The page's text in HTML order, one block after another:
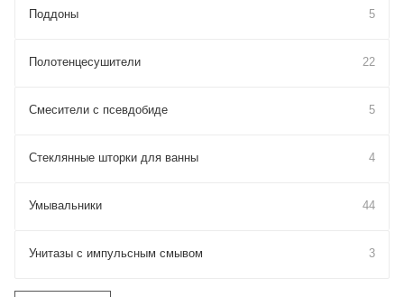
Поддоны 5
Полотенцесушители 22
Смесители с псевдобиде 5
Стеклянные шторки для ванны 4
Умывальники 44
Унитазы с импульсным смывом 3